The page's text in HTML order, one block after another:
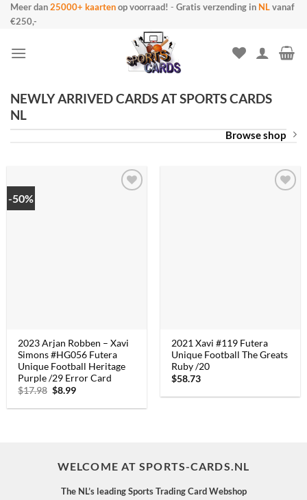
Ga
naar
Meer dan25000+ kaartenop voorraad! - Gratis verzending in NLvanaf
€250,-
NEWLY ARRIVED CARDS AT SPORTS CARDS
NL
Browse shop
-50%
2023 Arjan Robben – Xavi
Simons #HG056 Futera
Unique Football Heritage
Purple /29 Error Card
$17.98 Oorspronkelijke
was:
$8.99
is:
2021 Xavi #119 Futera
Unique Football The Greats
Ruby /20
$58.73
WELCOME AT SPORTS-CARDS.NL
The NL’s leading Sports Trading Card Webshop